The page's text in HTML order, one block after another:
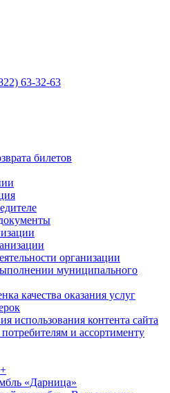
63-32-63
билетов
организации
муниципального
качества оказания услуг
использования контента сайта
и ассортименту
«Дарница»